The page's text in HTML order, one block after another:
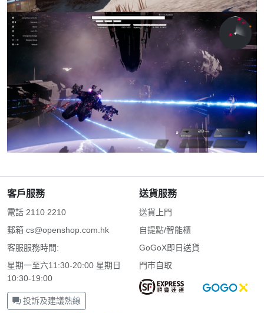
客戶服務
電話 2110 2210
郵箱 cs@openshop.com.hk
客服服務時間:
星期一至六11:30-20:00 星期日
10:30-19:00
投訴及建議熱線
送貨服務
送貨上門
自提點/智能櫃
GoGoX即日送貨
門市自取